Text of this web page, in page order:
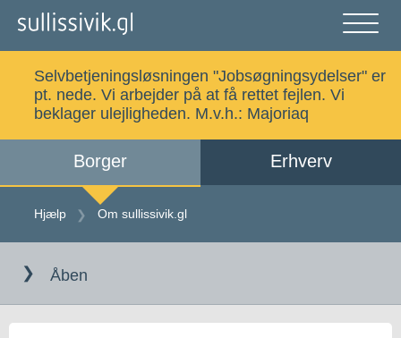
luk
Alle emner Selvbetjening
Kalaallisut
Selvbetjeningsløsningen "Jobsøgningsydelser" er
pt. nede. Vi arbejder på at få rettet fejlen. Vi
beklager ulejligheden. M.v.h.: Majoriaq
Borger Erhverv
Hjælp Om sullissivik.gl
Åben